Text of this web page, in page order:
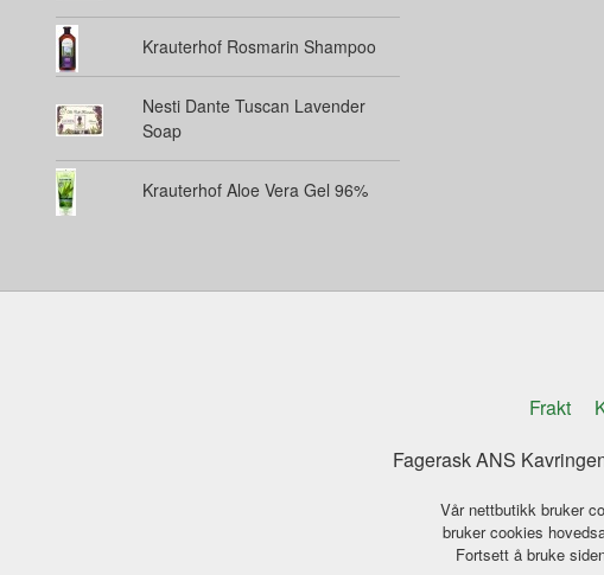
Krauterhof Rosmarin Shampoo
Nesti Dante Tuscan Lavender
Soap
Krauterhof Aloe Vera Gel 96%
Frakt
Fagerask ANS
Vår nettbutikk bruker
bruker cookies
Fortsett å bruke